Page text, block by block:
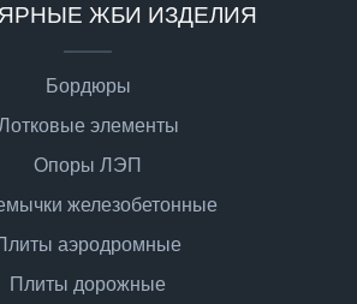
ЖБИ ИЗДЕЛИЯ
Бордюры
элементы
Опоры ЛЭП
железобетонные
аэродромные
Плиты дорожные